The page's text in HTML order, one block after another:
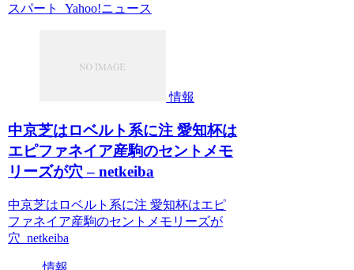
スパート Yahoo!ニュース
情報
中京芝はロベルト系に注 愛知杯は
エピファネイア産駒のセントメモ
リーズが穴 – netkeiba
中京芝はロベルト系に注 愛知杯はエピ
ファネイア産駒のセントメモリーズが
穴 netkeiba